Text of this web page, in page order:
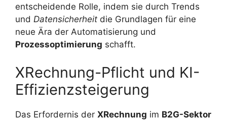
entscheidende Rolle, indem sie durch Trends
und Datensicherheit die Grundlagen für eine
neue Ära der Automatisierung und
Prozessoptimierung schafft.
XRechnung-Pflicht und KI-
Effizienzsteigerung
Das Erfordernis der XRechnung im B2G-Sektor